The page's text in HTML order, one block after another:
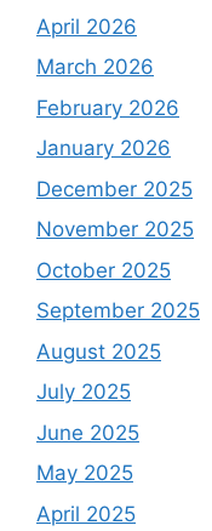
April 2026
March 2026
February 2026
January 2026
December 2025
November 2025
October 2025
September 2025
August 2025
July 2025
June 2025
May 2025
April 2025